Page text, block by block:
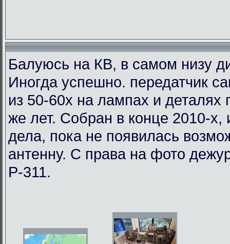
Балуюсь на КВ, в самом низу
Иногда успешно. передатчик
из 50-60х на лампах и деталях
же лет. Собран в конце 2010-х,
дела, пока не появилась
антенну. С права на фото
Р-311.